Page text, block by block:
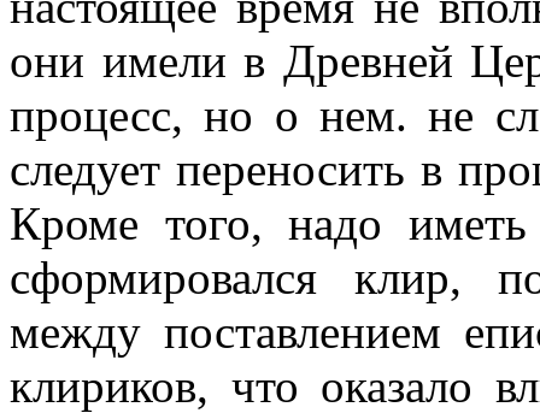
они имели в Древней
процесс, но о нем. не
следует переносить в
Кроме того, надо
сформировался клир,
между поставлением
клириков, что оказало